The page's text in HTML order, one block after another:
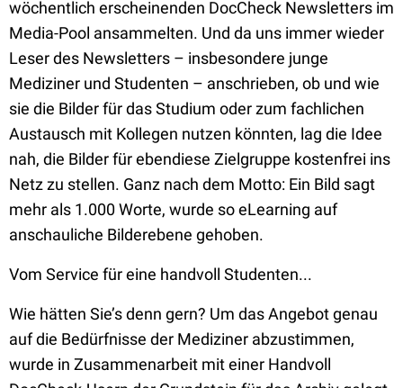
wöchentlich erscheinenden DocCheck Newsletters im
Media-Pool ansammelten. Und da uns immer wieder
Leser des Newsletters – insbesondere junge
Mediziner und Studenten – anschrieben, ob und wie
sie die Bilder für das Studium oder zum fachlichen
Austausch mit Kollegen nutzen könnten, lag die Idee
nah, die Bilder für ebendiese Zielgruppe kostenfrei ins
Netz zu stellen. Ganz nach dem Motto: Ein Bild sagt
mehr als 1.000 Worte, wurde so eLearning auf
anschauliche Bilderebene gehoben.
Vom Service für eine handvoll Studenten...
Wie hätten Sie’s denn gern? Um das Angebot genau
auf die Bedürfnisse der Mediziner abzustimmen,
wurde in Zusammenarbeit mit einer Handvoll